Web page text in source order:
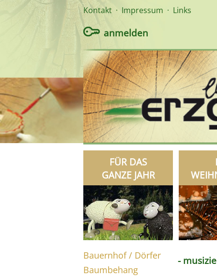
Kontakt · Impressum · Links
anmelden
FÜR DAS
GANZE JAHR
Bauernhof / Dörfer
Baumbehang
-